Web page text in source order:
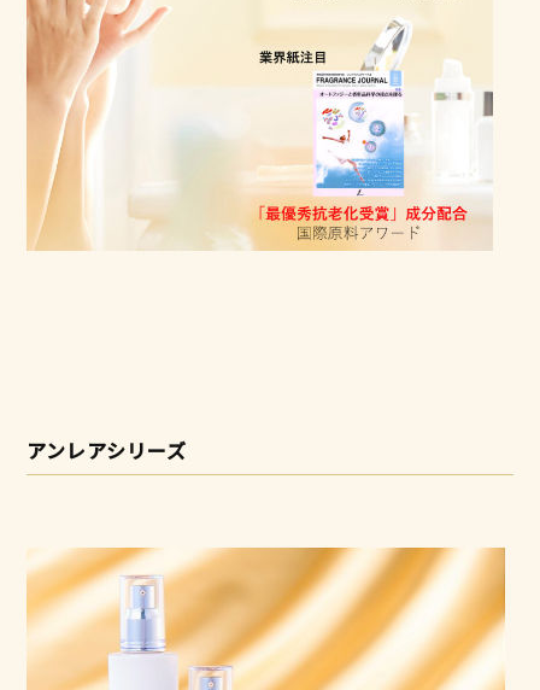
アンレアシリーズ